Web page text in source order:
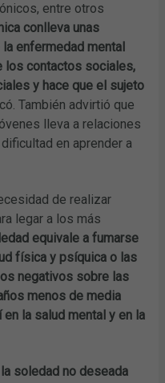
entre otros
conlleva unas
enfermedad mental
los contactos sociales,
y hace que el sujeto
También advirtió que
lleva a relaciones
en aprender a
de realizar
legar a los más
equivale a fumarse
física y psíquica o las
negativos sobre las
menos de media
la salud mental y en la
soledad no deseada